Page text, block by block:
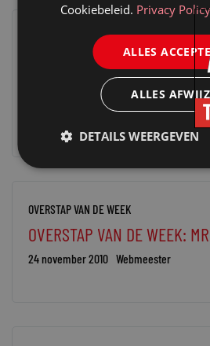
OVERSTAP VAN DE WEEK
OVERSTAP VAN DE WEEK:
Webmeester
OVERSTAP VAN DE WEEK
OVERSTAP VAN DE WEEK:
24 november 2010 Webmeester
Cookiebeleid. Privacy
ALLES
ALLES
DETAILS WEERGEVEN